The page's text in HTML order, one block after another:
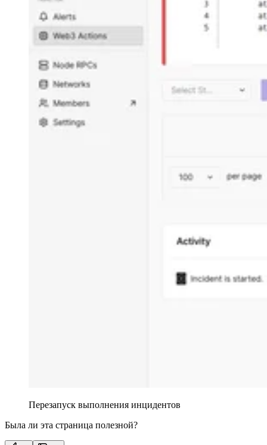
Перезапуск выполнения инцидентов
Была ли эта страница полезной?